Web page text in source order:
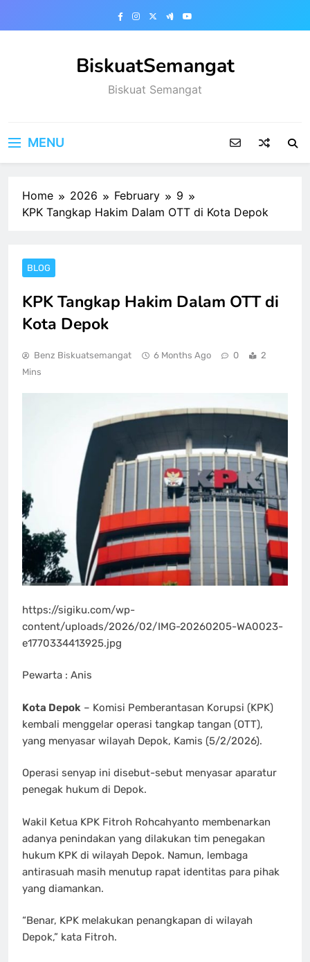
BiskuatSemangat
Biskuat Semangat
MENU
Home 2026 February
9
KPK Tangkap Hakim Dalam OTT di Kota Depok
BLOG
KPK Tangkap Hakim Dalam OTT di
Kota Depok
Benz Biskuatsemangat 6 Months Ago 0
2
Mins
https://sigiku.com/wp-
content/uploads/2026/02/IMG-20260205-WA0023-
e1770334413925.jpg
Pewarta : Anis
Kota Depok – Komisi Pemberantasan Korupsi (KPK)
kembali menggelar operasi tangkap tangan (OTT),
yang menyasar wilayah Depok, Kamis (5/2/2026).
Operasi senyap ini disebut-sebut menyasar aparatur
penegak hukum di Depok.
Wakil Ketua KPK Fitroh Rohcahyanto membenarkan
adanya penindakan yang dilakukan tim penegakan
hukum KPK di wilayah Depok. Namun, lembaga
antirasuah masih menutup rapat identitas para pihak
yang diamankan.
“Benar, KPK melakukan penangkapan di wilayah
Depok,” kata Fitroh.